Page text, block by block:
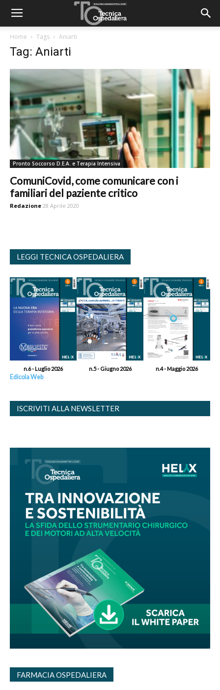
Home Tags Aniarti
Tag: Aniarti
Pronto Soccorso D.E.A. e Terapia Intensiva
ComuniCovid, come comunicare con i
familiari del paziente critico
Redazione 28 Aprile 2020
LEGGI TECNICA OSPEDALIERA
n.6 - Luglio 2026 n.5 - Giugno 2026 n.4 - Maggio 2026
Edicola Web
ISCRIVITI ALLA NEWSLETTER
FARMACIA OSPEDALIERA